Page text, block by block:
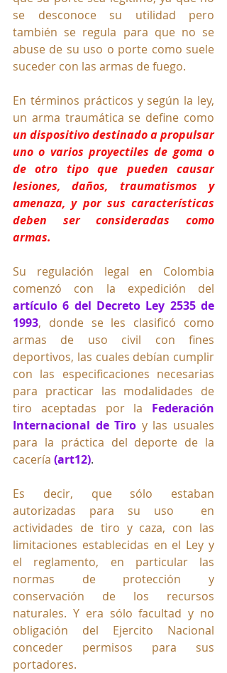
se desconoce su utilidad pero
también se regula para que no se
abuse de su uso o porte como suele
suceder con las armas de fuego.
En términos prácticos y según la ley,
un dispositivo destinado a propulsar
uno o varios proyectiles de goma o
de otro tipo que pueden causar
lesiones, daños, traumatismos y
amenaza, y por sus características
deben ser consideradas como
armas.
Su regulación legal en Colombia
artículo 6 del Decreto Ley 2535 de
1993, donde se les clasificó como
armas de uso civil con fines
deportivos, las cuales debían cumplir
con las especificaciones necesarias
para practicar las modalidades de
tiro aceptadas por la Federación
Internacional de Tiro y las usuales
para la práctica del deporte de la
cacería (art12).
Es decir, que sólo estaban
autorizadas para su uso  en
actividades de tiro y caza, con las
limitaciones establecidas en el Ley y
el reglamento, en particular las
normas de protección y
conservación de los recursos
naturales. Y era sólo facultad y no
obligación del Ejercito Nacional
conceder permisos para sus
portadores.